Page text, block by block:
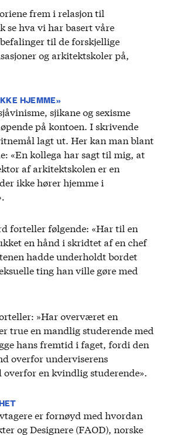
frem i relasjon til
se hva vi har basert våre
til de forskjellige
og arkitektskoler på,
HJEMME»
sjikane og sexisme
på kontoen. I skrivende
lagt ut. Her kan man blant
«En kollega har sagt til mig, at
af arkitektskolen er en
ikke hører hjemme i
forteller følgende: «Har til en
en hånd i skridtet af en chef
hadde underholdt bordet
ting han ville gøre med
»Har overværet en
true en mandlig studerende med
hans fremtid i faget, fordi den
overfor underviserens
en kvindlig studerende».
er fornøyd med hvordan
og Designere (FAOD), norske